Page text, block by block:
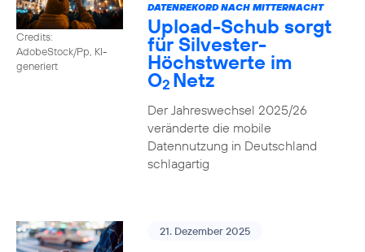
Credits:
AdobeStock/Pp, KI-
generiert
DATENREKORD NACH MITTERNACHT
Upload-Schub sorgt
für Silvester-
Höchstwerte im
O2 Netz
Der Jahreswechsel 2025/26
veränderte die mobile
Datennutzung in Deutschland
schlagartig
21. Dezember 2025